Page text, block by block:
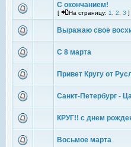
С окончанием!
[ На страницу: 1 2 3 ]
Выражаю свое
С 8 марта
Привет Кругу от
Санкт-Петербург -
КРУГ!! с днем
Восьмое марта